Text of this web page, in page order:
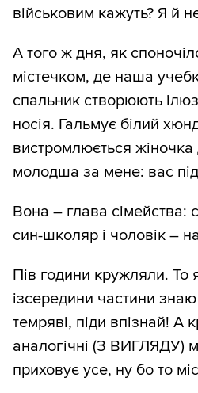
військовим кажуть? Я й
А того ж дня, як
містечком, де наша
спальник створюють
носія. Гальмує білий
вистромлюється
молодша за мене: вас
Вона – глава сімейства:
син-школяр і чоловік –
Пів години кружляли.
ізсередини частини
темряві, піди впізнай! А
аналогічні (З ВИГЛЯДУ)
приховує усе, ну бо то